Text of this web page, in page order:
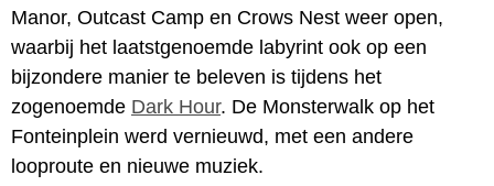
Manor, Outcast Camp en Crows Nest weer open,
waarbij het laatstgenoemde labyrint ook op een
bijzondere manier te beleven is tijdens het
zogenoemde Dark Hour. De Monsterwalk op het
Fonteinplein werd vernieuwd, met een andere
looproute en nieuwe muziek.